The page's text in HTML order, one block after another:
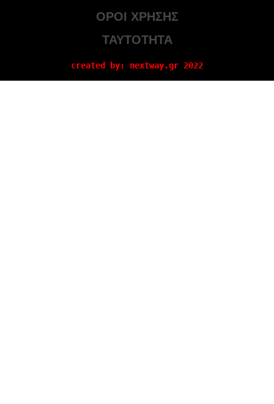
ΟΡΟΙ ΧΡΗΣΗΣ
ΤΑΥΤΟΤΗΤΑ
created by: nextway.gr 2022